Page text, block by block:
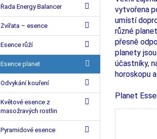
vytvořena
umístí
různé
přesně
planety
účastníky,
horoskopu
Planet
Řada Energy Balancer
Zvířata – esence
Esence růží
Esence planet
Odvykání kouření
Květové esence z
masožravých rostlin
Pyramidové esence